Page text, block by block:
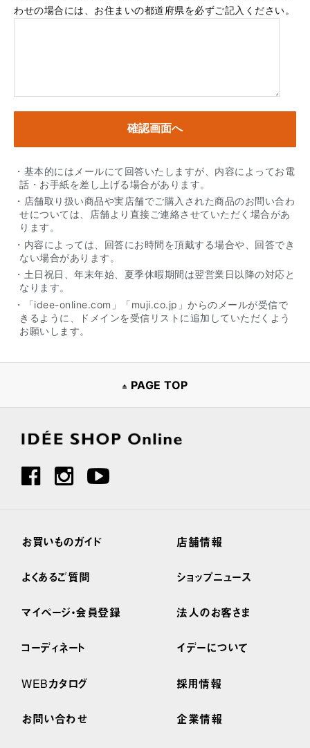
わせの場合には、お住まいの都道府県を必ずご記入ください。
・基本的にはメールにて回答いたしますが、内容によってお電
話・お手紙を差し上げる場合があります。
・店舗取り扱い商品や実店舗でご購入された商品のお問い合わ
せについては、店舗より直接ご連絡させていただく場合があ
ります。
・内容によっては、回答にお時間を頂戴する場合や、回答でき
ない場合があります。
・土日祝日、年末年始、夏季休暇期間は翌営業日以降の対応と
なります。
・「idee-online.com」「muji.co.jp」からのメールが受信で
きるように、ドメインを受信リストに追加していただくよう
お願いします。
PAGE TOP
お買いものガイド
よくあるご質問
マイページ・会員登録
コーディネート
WEBカタログ
お問い合わせ
店舗情報
ショップニュース
法人のお客さま
イデーについて
採用情報
企業情報